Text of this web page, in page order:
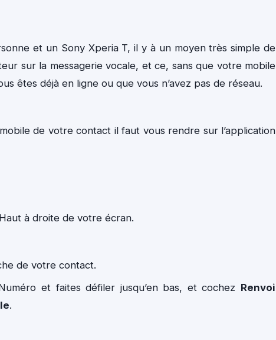
et un Sony Xperia T, il y à un moyen très simple de
sur la messagerie vocale, et ce, sans que votre mobile
êtes déjà en ligne ou que vous n’avez pas de réseau.
de votre contact il faut vous rendre sur l’application
à droite de votre écran.
de votre contact.
et faites défiler jusqu’en bas, et cochez Renvoi
.